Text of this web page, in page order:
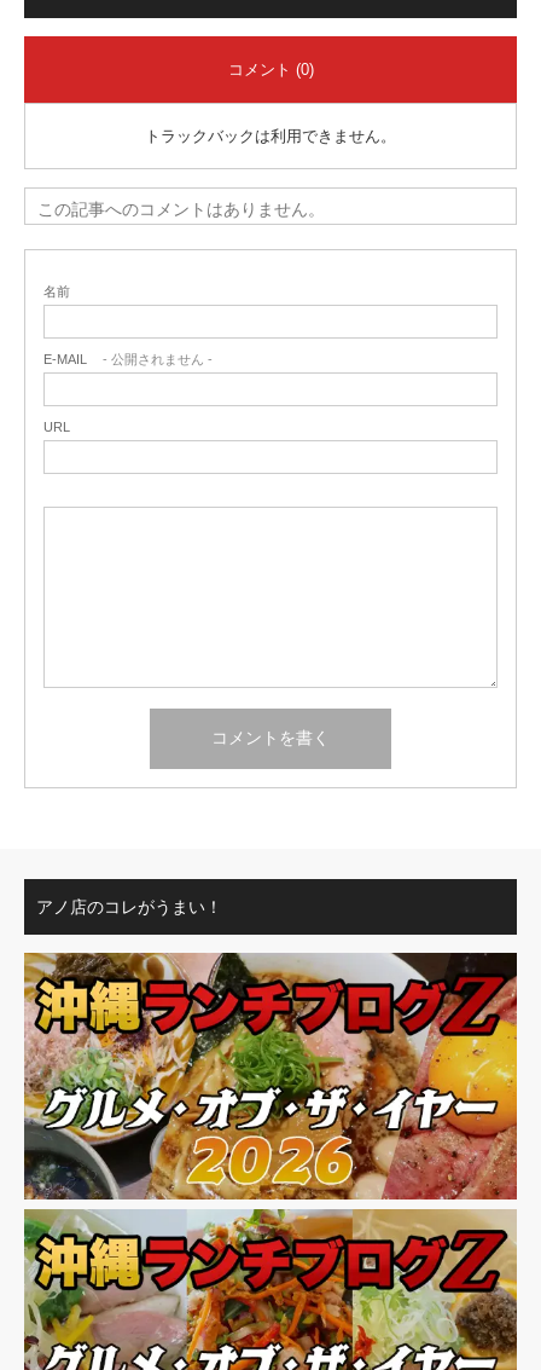
コメント (0)
トラックバックは利用できません。
この記事へのコメントはありません。
名前
E-MAIL - 公開されません -
URL
アノ店のコレがうまい！